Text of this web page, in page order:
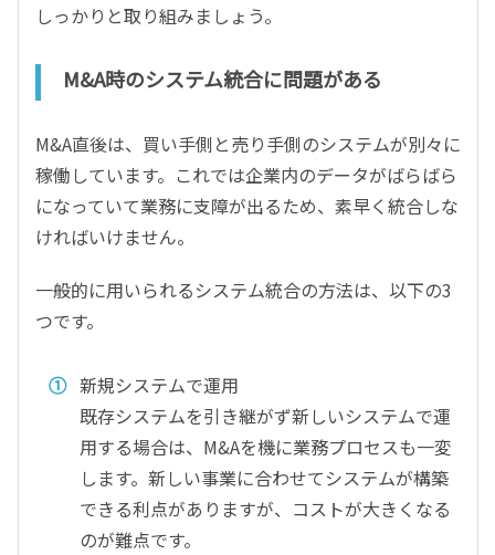
しっかりと取り組みましょう。
M&A時のシステム統合に問題がある
M&A直後は、買い手側と売り手側のシステムが別々に
稼働しています。これでは企業内のデータがばらばら
になっていて業務に支障が出るため、素早く統合しな
ければいけません。
一般的に用いられるシステム統合の方法は、以下の3
つです。
新規システムで運用
既存システムを引き継がず新しいシステムで運
用する場合は、M&Aを機に業務プロセスも一変
します。新しい事業に合わせてシステムが構築
できる利点がありますが、コストが大きくなる
のが難点です。